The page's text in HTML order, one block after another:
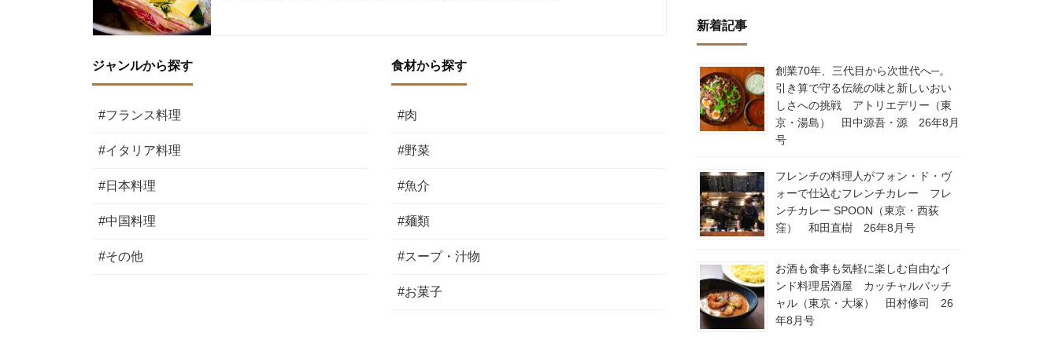
ジャンルから探す
#フランス料理
#イタリア料理
#日本料理
#中国料理
#その他
食材から探す
#肉
#野菜
#魚介
#麺類
#スープ・汁物
#お菓子
新着記事
創業70年、三代目から次世代へ─。
引き算で守る伝統の味と新しいおい
しさへの挑戦 アトリエデリー（東
京・湯島） 田中源吾・源 26年8月
号
フレンチの料理人がフォン・ド・ヴ
ォーで仕込むフレンチカレー フレ
ンチカレー SPOON（東京・西荻
窪） 和田直樹 26年8月号
お酒も食事も気軽に楽しむ自由なイ
ンド料理居酒屋 カッチャルバッチ
ャル（東京・大塚） 田村修司 26
年8月号